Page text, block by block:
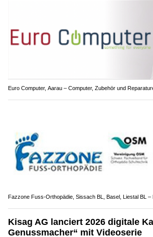
Euro Computer, Aarau – Computer, Zubehör und
Fazzone Fuss-Orthopädie, Sissach BL, Basel, Liestal BL
Kisag AG lanciert 2026 digitale
Genussmacher“ mit Videoserie